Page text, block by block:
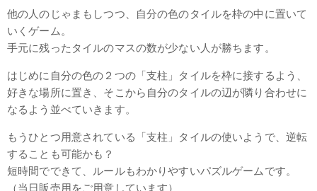
他の人のじゃまもしつつ、自分の色のタイルを枠の中に置いて
いくゲーム。
手元に残ったタイルのマスの数が少ない人が勝ちます。
はじめに自分の色の２つの「支柱」タイルを枠に接するよう、
好きな場所に置き、そこから自分のタイルの辺が隣り合わせに
なるよう並べていきます。
もうひとつ用意されている「支柱」タイルの使いようで、逆転
することも可能かも？
短時間でできて、ルールもわかりやすいパズルゲームです。
（当日販売用をご用意しています）